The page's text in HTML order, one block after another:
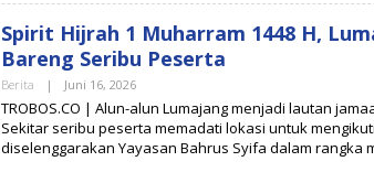
D
A
K
S
I
Spirit Hijrah 1 Muharram 1448 H,
Bareng Seribu Peserta
Berita | Juni 16, 2026
L
E
H
T
I
TROBOS.CO | Alun-alun Lumajang menjadi lautan
Sekitar seribu peserta memadati lokasi untuk
diselenggarakan Yayasan Bahrus Syifa dalam rangka